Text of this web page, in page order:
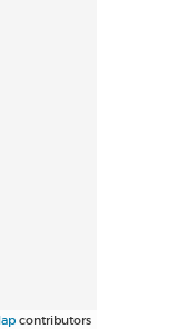
contributors